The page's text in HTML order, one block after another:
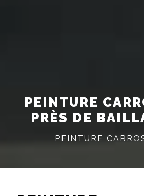
PEINTURE
PRÈS DE
PEINTURE